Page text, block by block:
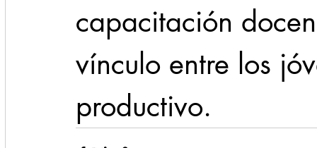
capacitación
vínculo entre los
productivo.